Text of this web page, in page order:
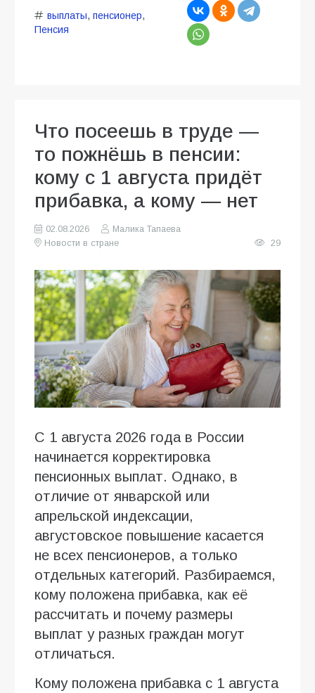
выплаты, пенсионер,
Пенсия
Что посеешь в труде —
то пожнёшь в пенсии:
кому с 1 августа придёт
прибавка, а кому — нет
02.08.2026
Малика Тапаева
Новости в стране
29
С 1 августа 2026 года в России
начинается корректировка
пенсионных выплат. Однако, в
отличие от январской или
апрельской индексации,
августовское повышение касается
не всех пенсионеров, а только
отдельных категорий. Разбираемся,
кому положена прибавка, как её
рассчитать и почему размеры
выплат у разных граждан могут
отличаться.
Кому положена прибавка с 1 августа